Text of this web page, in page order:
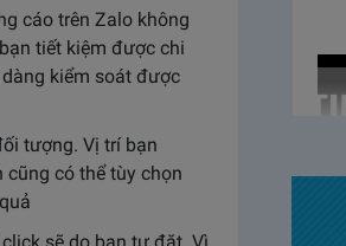
cáo trên Zalo không
tiết kiệm được chi
kiểm soát được
tượng. Vị trí bạn
có thể tùy chọn